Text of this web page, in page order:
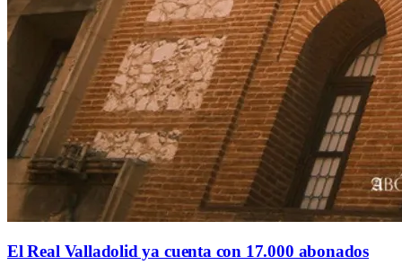
El Real Valladolid ya cuenta con 17.000 abonados